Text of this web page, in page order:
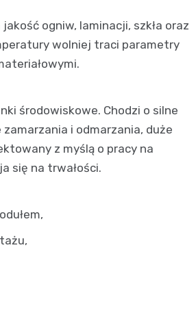
ogniw, laminacji, szkła oraz
wolniej traci parametry
środowiskowe. Chodzi o silne
i odmarzania, duże
z myślą o pracy na
się na trwałości.